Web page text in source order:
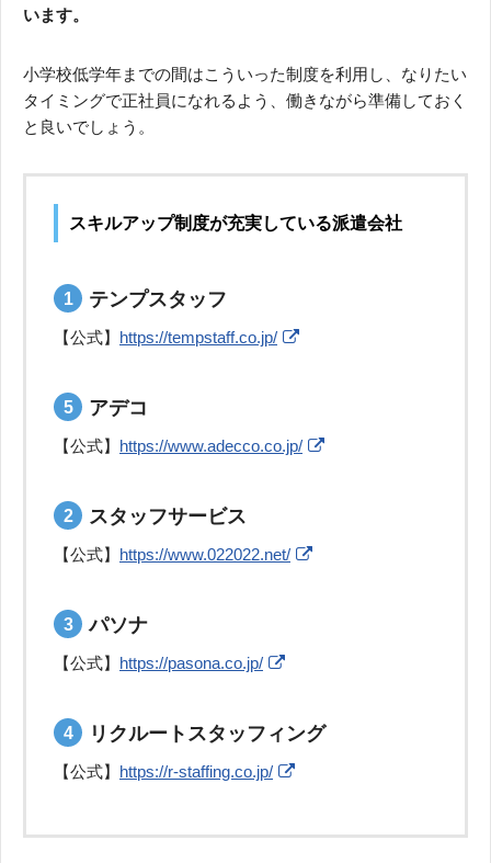
います。
小学校低学年までの間はこういった制度を利用し、なりたい
タイミングで正社員になれるよう、働きながら準備しておく
と良いでしょう。
スキルアップ制度が充実している派遣会社
テンプスタッフ
【公式】 https://tempstaff.co.jp/
アデコ
【公式】 https://www.adecco.co.jp/
スタッフサービス
【公式】 https://www.022022.net/
パソナ
【公式】 https://pasona.co.jp/
リクルートスタッフィング
【公式】 https://r-staffing.co.jp/